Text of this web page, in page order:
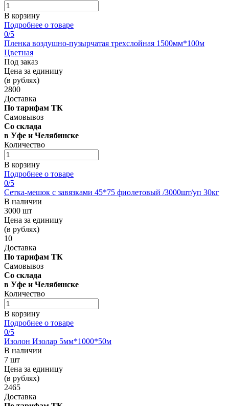
В корзину
Подробнее о товаре
0/5
Пленка воздушно-пузырчатая трехслойная 1500мм*100м
Цветная
Под заказ
Цена за единицу
(в рублях)
2800
Доставка
По тарифам ТК
Самовывоз
Со склада
в Уфе и Челябинске
Количество
В корзину
Подробнее о товаре
0/5
Сетка-мешок с завязками 45*75 фиолетовый /3000шт/уп 30кг
В наличии
3000 шт
Цена за единицу
(в рублях)
10
Доставка
По тарифам ТК
Самовывоз
Со склада
в Уфе и Челябинске
Количество
В корзину
Подробнее о товаре
0/5
Изолон Изолар 5мм*1000*50м
В наличии
7 шт
Цена за единицу
(в рублях)
2465
Доставка